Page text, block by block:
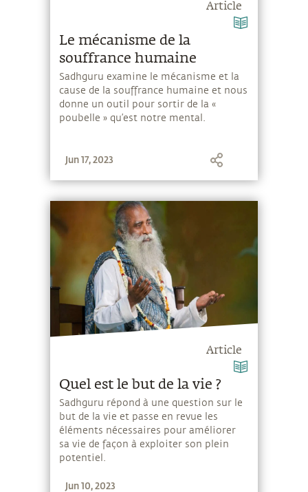
Article
Le mécanisme de la
souffrance humaine
Sadhguru examine le mécanisme et la
cause de la souffrance humaine et nous
donne un outil pour sortir de la «
poubelle » qu’est notre mental.
Jun 17, 2023
Article
Quel est le but de la vie ?
Sadhguru répond à une question sur le
but de la vie et passe en revue les
éléments nécessaires pour améliorer
sa vie de façon à exploiter son plein
potentiel.
Jun 10, 2023